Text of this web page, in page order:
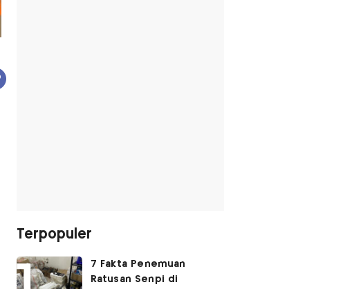
Terpopuler
7 Fakta Penemuan
Ratusan Senpi di